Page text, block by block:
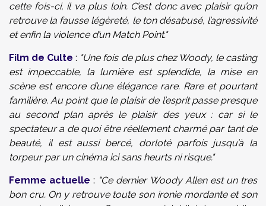
cette fois-ci, il va plus loin. C’est donc avec plaisir qu’on
retrouve la fausse légèreté, le ton désabusé, l’agressivité
et enfin la violence d’un Match Point."
Film de Culte : "Une fois de plus chez Woody, le casting
est impeccable, la lumière est splendide, la mise en
scène est encore d’une élégance rare. Rare et pourtant
familière. Au point que le plaisir de l’esprit passe presque
au second plan après le plaisir des yeux : car si le
spectateur a de quoi être réellement charmé par tant de
beauté, il est aussi bercé, dorloté parfois jusqu’à la
torpeur par un cinéma ici sans heurts ni risque."
Femme actuelle : "Ce dernier Woody Allen est un tres
bon cru. On y retrouve toute son ironie mordante et son